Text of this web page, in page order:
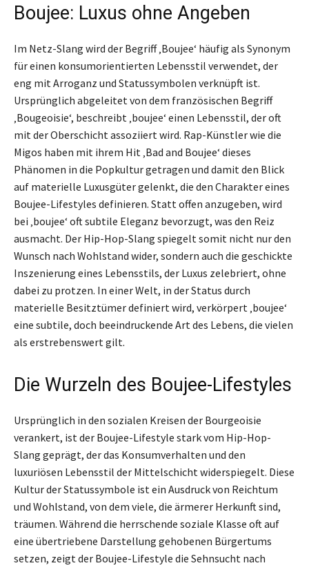
Boujee: Luxus ohne Angeben
Im Netz-Slang wird der Begriff ‚Boujee‘ häufig als Synonym
für einen konsumorientierten Lebensstil verwendet, der
eng mit Arroganz und Statussymbolen verknüpft ist.
Ursprünglich abgeleitet von dem französischen Begriff
‚Bougeoisie‘, beschreibt ‚boujee‘ einen Lebensstil, der oft
mit der Oberschicht assoziiert wird. Rap-Künstler wie die
Migos haben mit ihrem Hit ‚Bad and Boujee‘ dieses
Phänomen in die Popkultur getragen und damit den Blick
auf materielle Luxusgüter gelenkt, die den Charakter eines
Boujee-Lifestyles definieren. Statt offen anzugeben, wird
bei ‚boujee‘ oft subtile Eleganz bevorzugt, was den Reiz
ausmacht. Der Hip-Hop-Slang spiegelt somit nicht nur den
Wunsch nach Wohlstand wider, sondern auch die geschickte
Inszenierung eines Lebensstils, der Luxus zelebriert, ohne
dabei zu protzen. In einer Welt, in der Status durch
materielle Besitztümer definiert wird, verkörpert ‚boujee‘
eine subtile, doch beeindruckende Art des Lebens, die vielen
als erstrebenswert gilt.
Die Wurzeln des Boujee-Lifestyles
Ursprünglich in den sozialen Kreisen der Bourgeoisie
verankert, ist der Boujee-Lifestyle stark vom Hip-Hop-
Slang geprägt, der das Konsumverhalten und den
luxuriösen Lebensstil der Mittelschicht widerspiegelt. Diese
Kultur der Statussymbole ist ein Ausdruck von Reichtum
und Wohlstand, von dem viele, die ärmerer Herkunft sind,
träumen. Während die herrschende soziale Klasse oft auf
eine übertriebene Darstellung gehobenen Bürgertums
setzen, zeigt der Boujee-Lifestyle die Sehnsucht nach